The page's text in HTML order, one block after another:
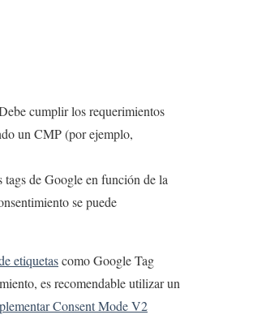
cumplir los requerimientos
un CMP (por ejemplo,
tags de Google en función de la
se puede
etiquetascomo Google Tag
es recomendable utilizar un
Consent Mode V2